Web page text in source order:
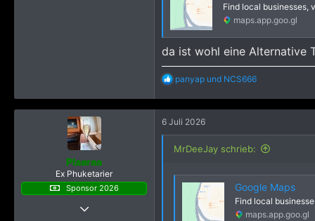
Find local businesses,
maps.app.goo.gl
da ist wohl eine Alternative
R
a
k
t
i
o
panyap und NCS666
Plaaraa
Ex Phuketarier
Sponsor 2026
19 Dezember 2022
6 Juli 2026
MrDeeJay schrieb:
Google Maps
Find local
maps.app.goo.gl